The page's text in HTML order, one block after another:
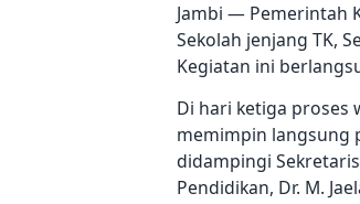
Jambi — Pemerintah
Sekolah jenjang TK,
Kegiatan ini
Di hari ketiga proses
memimpin langsung
didampingi Sekretaris
Pendidikan, Dr. M.